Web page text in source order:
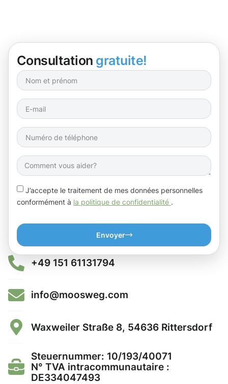
Consultation gratuite!
J’accepte le traitement de mes données personnelles
conformément à la politique de confidentialité .
Envoyer
+49 151 61131794
info@moosweg.com
Waxweiler Straße 8, 54636 Rittersdorf
Steuernummer: 10/193/40071
N° TVA intracommunautaire :
DE334047493